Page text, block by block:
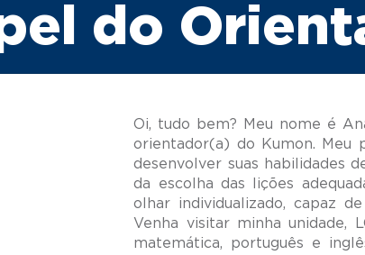
do
Oi, tudo bem? Meu nome é
orientador(a) do Kumon. Meu
desenvolver suas habilidades
da escolha das lições
olhar individualizado, capaz
Venha visitar minha unidade,
matemática, português e